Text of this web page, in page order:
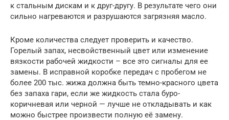
к стальным дискам и к друг-другу. В результате чего они
сильно нагреваются и разрушаются загрязняя масло.
Кроме количества следует проверить и качество.
Горелый запах, несвойственный цвет или изменение
вязкости рабочей жидкости – все это сигналы для ее
замены. В исправной коробке передач с пробегом не
более 200 тыс. жижа должна быть темно-красного цвета
без запаха гари, если же жидкость стала буро-
коричневая или черной — лучше не откладывать и как
можно быстрее произвести полную её замену.